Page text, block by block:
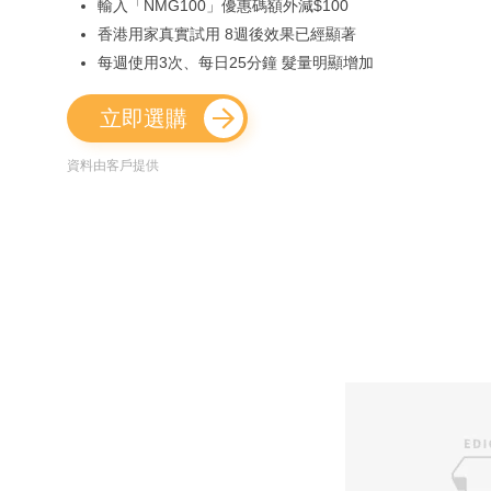
輸入「NMG100」優惠碼額外減$100
香港用家真實試用 8週後效果已經顯著
每週使用3次、每日25分鐘 髮量明顯增加
立即選購
資料由客戶提供